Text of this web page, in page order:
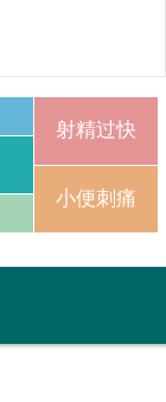
射精过快
小便刺痛